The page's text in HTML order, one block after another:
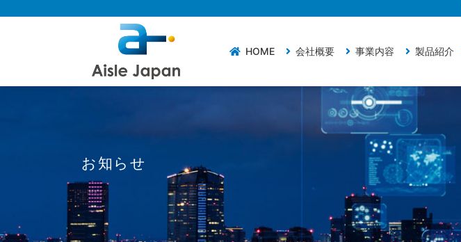
HOME 会社概要 事業内容 製品紹介
お知らせ